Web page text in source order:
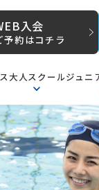
入会
予約はコチラ
大人スクールジュニ